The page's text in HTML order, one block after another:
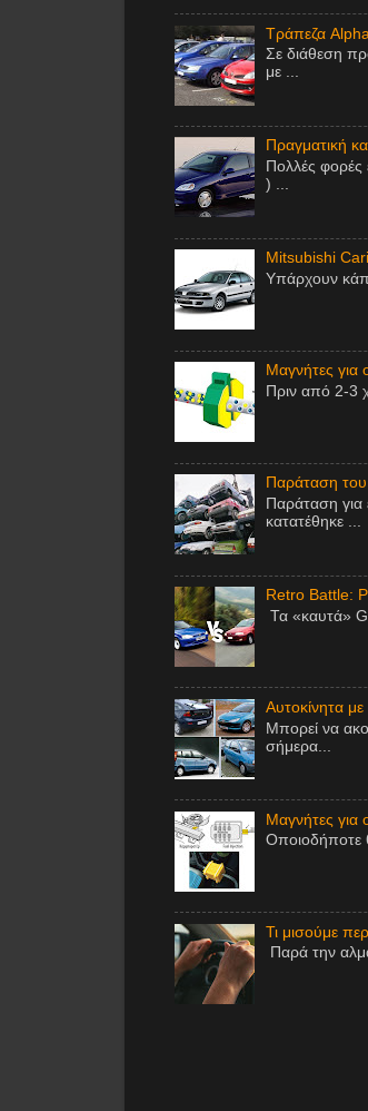
Τράπεζα
Σε διάθεση
με ...
Πραγματική
Πολλές φορές
) ...
Mitsubishi
Υπάρχουν
Μαγνήτες για
Πριν από 2-3
Παράταση
Παράταση
κατατέθηκε ...
Retro Battle:
Τα «καυτά»
Αυτοκίνητα
Μπορεί να
σήμερα...
Μαγνήτες για
Οποιοδήποτε
Τι μισούμε
Παρά την